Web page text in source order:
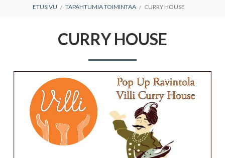
MURUPOLKU
ETUSIVU TAPAHTUMIA TOIMINTAA CURRY HOUSE
CURRY HOUSE